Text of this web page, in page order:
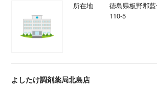
所在地
徳島県板野郡
110-5
よしたけ調剤薬局北島店